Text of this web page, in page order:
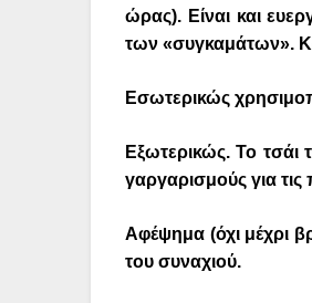
ώρας). Είναι και
των «συγκαμάτων».
Εσωτερικώς
Εξωτερικώς. Το τσάι
γαργαρισμούς για
Αφέψημα (όχι μέχρι
του συναχιού.